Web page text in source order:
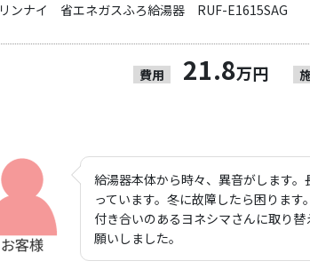
リンナイ 省エネガスふろ給湯器 RUF-E1615SAG
費用 21.8万円
給湯器本体から時々、異音がします。
っています。冬に故障したら困ります
付き合いのあるヨネシマさんに取り替
願いしました。